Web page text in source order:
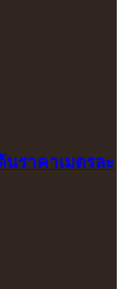
นราคาเมตรละ